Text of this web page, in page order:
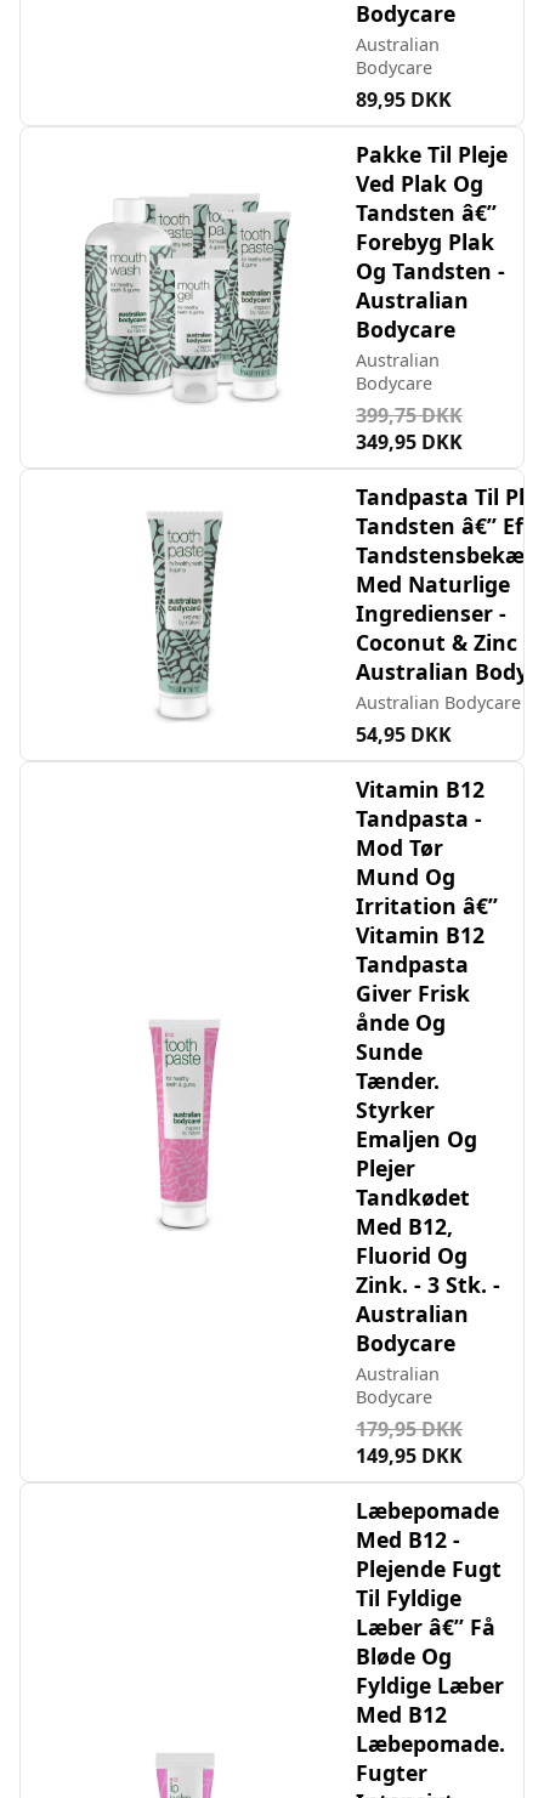
Bodycare
Australian
Bodycare
89,95 DKK
Pakke Til Pleje
Ved Plak Og
Tandsten â€”
Forebyg Plak
Og Tandsten -
Australian
Bodycare
Australian
Bodycare
399,75 DKK
349,95 DKK
Tandpasta Til
Tandsten â€”
Med Naturlige
Ingredienser -
Coconut & Zinc -
Australian
Australian Bodycare
54,95 DKK
Vitamin B12
Tandpasta -
Mod Tør
Mund Og
Irritation â€”
Vitamin B12
Tandpasta
Giver Frisk
ånde Og
Sunde
Tænder.
Styrker
Emaljen Og
Plejer
Tandkødet
Med B12,
Fluorid Og
Zink. - 3 Stk. -
Australian
Bodycare
Australian
Bodycare
179,95 DKK
149,95 DKK
Læbepomade
Med B12 -
Plejende Fugt
Til Fyldige
Læber â€” Få
Bløde Og
Fyldige Læber
Med B12
Læbepomade.
Fugter